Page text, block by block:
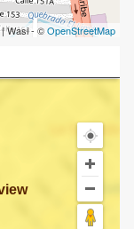
| Wasi - ©OpenStreetMap